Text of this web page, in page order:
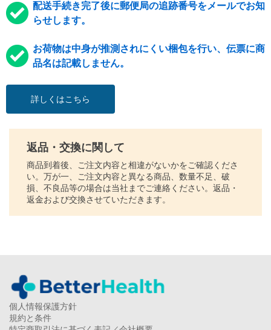
配送手続き完了後に郵便局の追跡番号をメールでお知
らせします。
お荷物は中身が推測されにくい梱包を行い、伝票に商
品名は記載しません。
詳しくはこちら
返品・交換に関して
商品到着後、ご注文内容と相違がないかをご確認くださ
い。万が一、ご注文内容と異なる商品、数量不足、破
損、不良品等の場合は当社までご連絡ください。返品・
返金および交換させていただきます。
個人情報保護方針
規約と条件